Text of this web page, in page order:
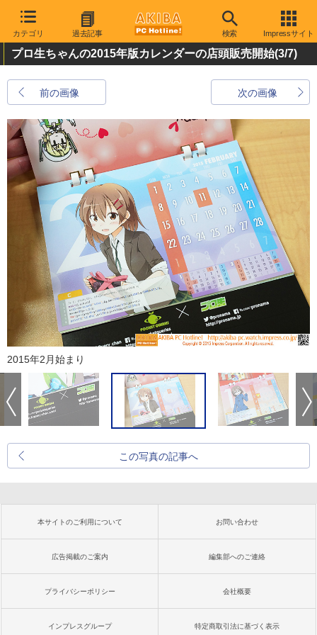
カテゴリ 過去記事 検索 Impressサイト
プロ生ちゃんの2015年版カレンダーの店頭販売開始(3/7)
前の画像 次の画像
2015年2月始まり
この写真の記事へ
本サイトのご利用について お問い合わせ
広告掲載のご案内 編集部へのご連絡
プライバシーポリシー 会社概要
インプレスグループ 特定商取引法に基づく表示